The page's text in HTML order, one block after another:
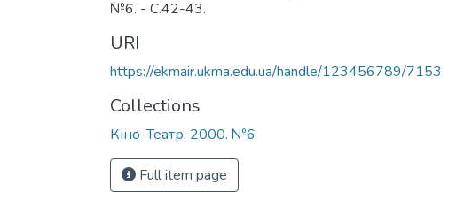
№6. - С.42-43.
URI
https://ekmair.ukma.edu.ua/handle/123456789/7153
Collections
Кіно-Театр. 2000. №6
Full item page